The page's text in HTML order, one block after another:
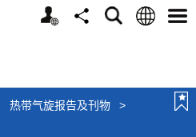
个
分
搜
语
选
热带气旋报告及刊物
>